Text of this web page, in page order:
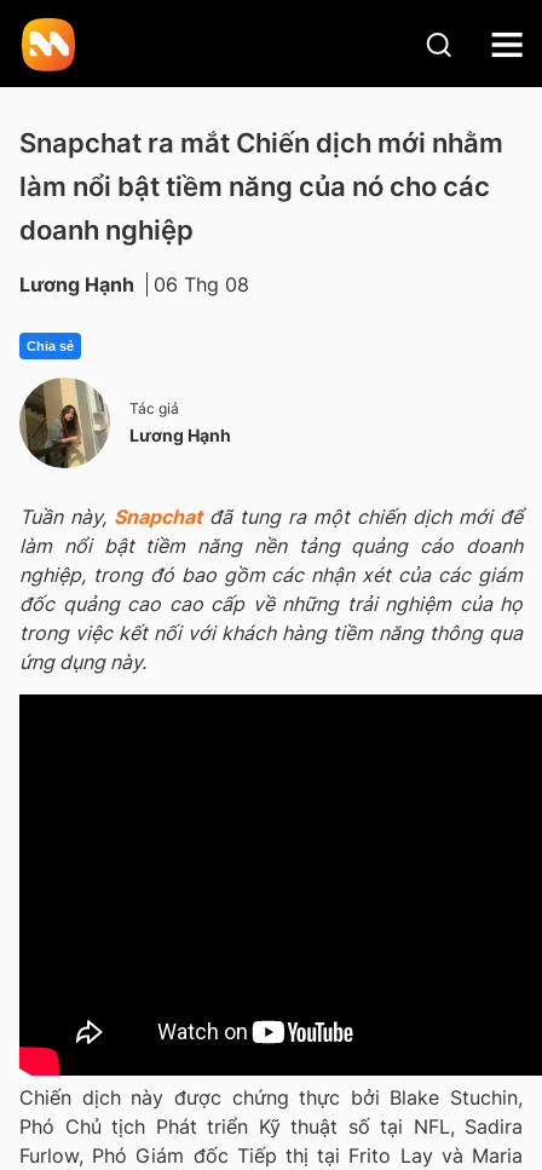
Snapchat ra mắt Chiến dịch mới nhằm
làm nổi bật tiềm năng của nó cho các
doanh nghiệp
Lương Hạnh 06 Thg 08
Chia sẻ
Tác giả
Lương Hạnh
Tuần này, Snapchatđã tung ra một chiến dịch mới để
làm nổi bật tiềm năng nền tảng quảng cáo doanh
nghiệp, trong đó bao gồm các nhận xét của các giám
đốc quảng cao cao cấp về những trải nghiệm của họ
trong việc kết nối với khách hàng tiềm năng thông qua
ứng dụng này.
Chiến dịch này được chứng thực bởi Blake Stuchin,
Phó Chủ tịch Phát triển Kỹ thuật số tại NFL, Sadira
Furlow, Phó Giám đốc Tiếp thị tại Frito Lay và Maria